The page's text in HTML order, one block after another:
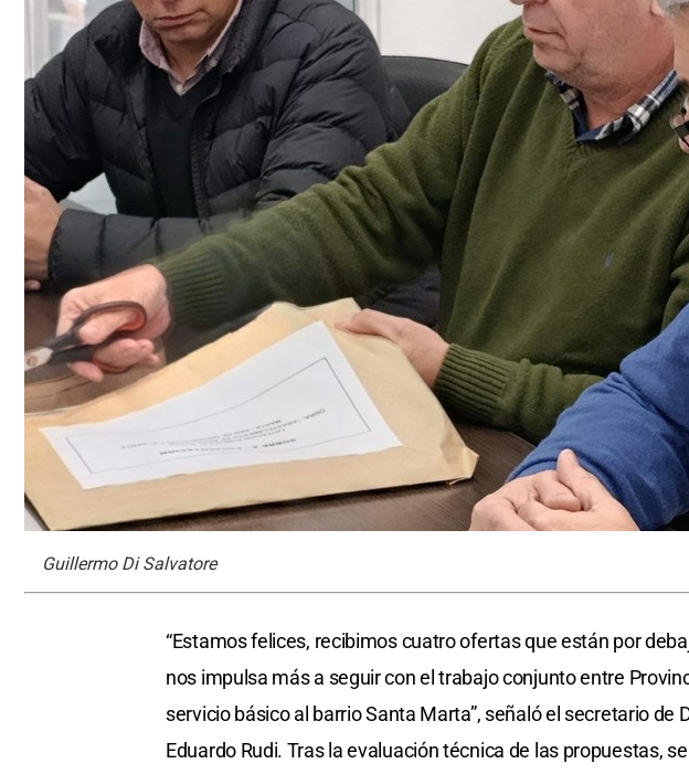
Guillermo Di Salvatore
“Estamos felices, recibimos cuatro ofertas que están por
nos impulsa más a seguir con el trabajo conjunto entre
servicio básico al barrio Santa Marta”, señaló el secretario de
Eduardo Rudi. Tras la evaluación técnica de las propuestas,